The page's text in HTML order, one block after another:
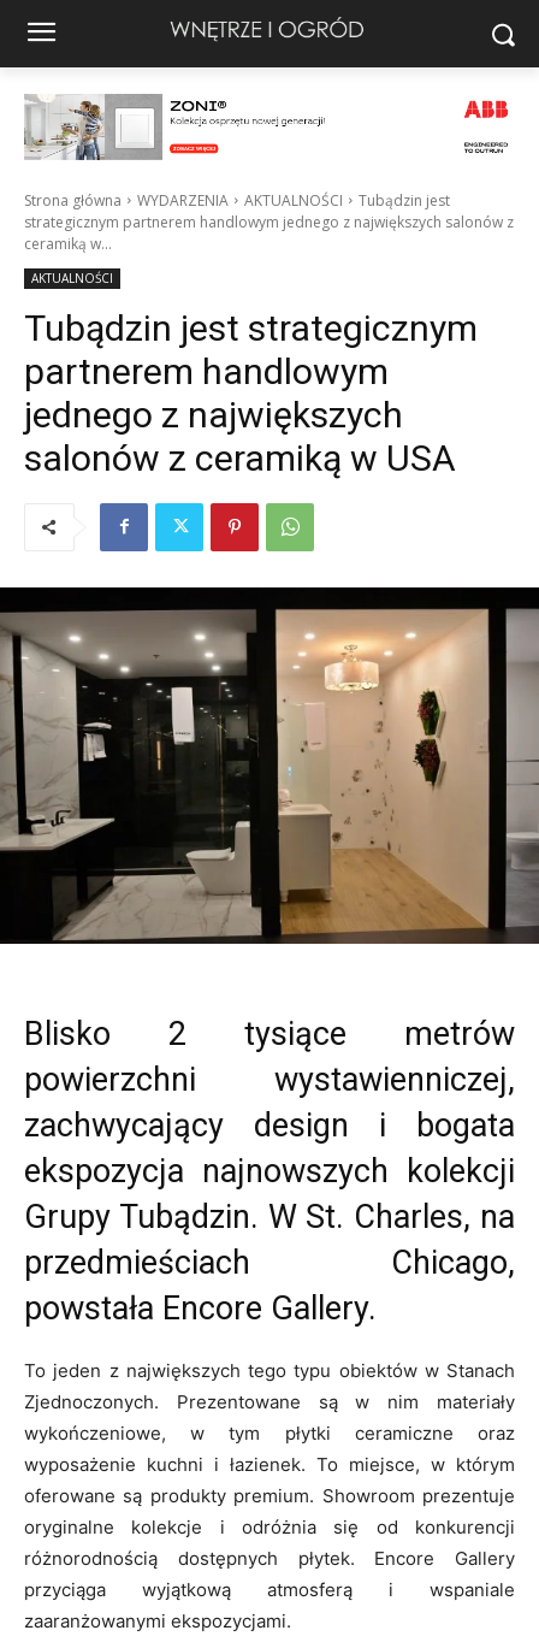
Strona główna WYDARZENIA AKTUALNOŚCI
Tubądzin jest
strategicznym partnerem handlowym jednego z największych salonów z
ceramiką w...
AKTUALNOŚCI
Tubądzin jest strategicznym
partnerem handlowym
jednego z największych
salonów z ceramiką w USA
Blisko 2 tysiące metrów
powierzchni wystawienniczej,
zachwycający design i bogata
ekspozycja najnowszych kolekcji
Grupy Tubądzin. W St. Charles, na
przedmieściach Chicago,
powstała Encore Gallery.
To jeden z największych tego typu obiektów w Stanach
Zjednoczonych. Prezentowane są w nim materiały
wykończeniowe, w tym płytki ceramiczne oraz
wyposażenie kuchni i łazienek. To miejsce, w którym
oferowane są produkty premium. Showroom prezentuje
oryginalne kolekcje i odróżnia się od konkurencji
różnorodnością dostępnych płytek. Encore Gallery
przyciąga wyjątkową atmosferą i wspaniale
zaaranżowanymi ekspozycjami.